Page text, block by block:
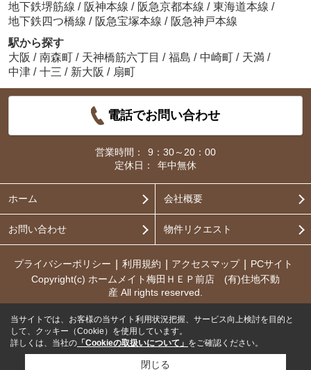
地下鉄堺筋線 / 阪神本線 / 阪急京都本線 / 東海道本線 /
地下鉄四つ橋線 / 阪急宝塚本線 / 阪急神戸本線
駅から探す
大阪 / 南森町 / 天神橋筋六丁目 / 福島 / 中崎町 / 天満 /
中津 / 十三 / 新大阪 / 扇町
電話でお問い合わせ
営業時間：
9：30～20：00
定休日：
年中無休
ホーム 会社概要
お問い合わせ 物件リクエスト
プライバシーポリシー 利用規約 アクセスマップ
PCサイト
Copyright(c) ホームメイト梅田ＨＥＰ前店 (有)住地不動
産 All rights reserved.
当サイトでは、お客様の当サイト利用状況把握、サービス向上検討を目的と
して、クッキー（Cookie）を使用しています。
詳しくは、当社の 「Cookieの取扱いについて」 をご確認ください。
閉じる